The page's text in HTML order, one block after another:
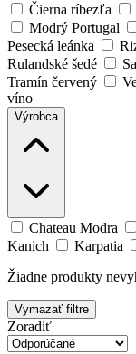
Čierna ríbezľa
Modrý Portugal
Pesecká leánka
Rulandské šedé
Tramín červený
víno
Výrobca
Chateau Modra
Kanich
Karpatia
Žiadne produkty
Vymazať filtre
Zoradiť